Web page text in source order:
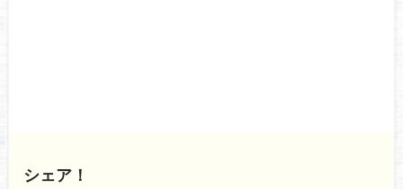
シェア！